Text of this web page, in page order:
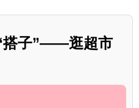
搭子”——逛超市